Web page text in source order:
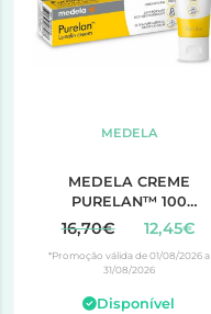
MEDELA
MEDELA CREME
PURELAN™ 100
LANOLINA 37 G
16,70€ 12,45€
*Promoção válida de 01/08/2026 a
31/08/2026
Disponível